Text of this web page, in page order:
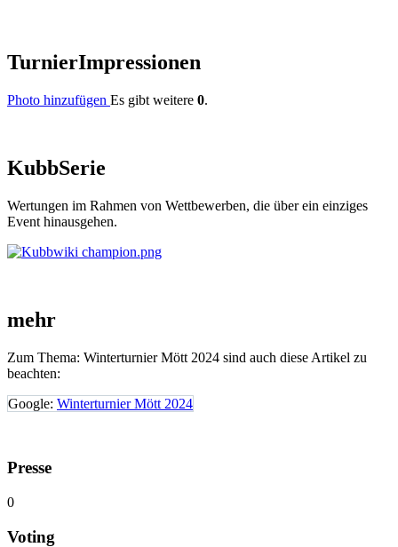
TurnierImpressionen
Photo hinzufügen Es gibt weitere 0.
KubbSerie
Wertungen im Rahmen von Wettbewerben, die über ein einziges
Event hinausgehen.
mehr
Zum Thema: Winterturnier Mött 2024 sind auch diese Artikel zu
beachten:
Google: Winterturnier Mött 2024
Presse
0
Voting